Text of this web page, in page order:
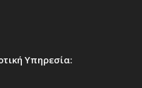
Υπηρεσία: